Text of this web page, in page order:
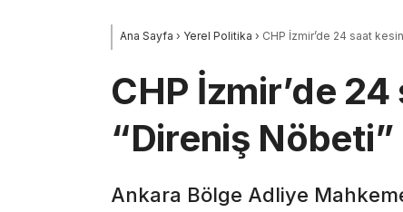
Ana Sayfa › Yerel Politika › CHP İzmir’de 24 saat
CHP İzmir’de
“Direniş Nöbeti”
Ankara Bölge Adliye